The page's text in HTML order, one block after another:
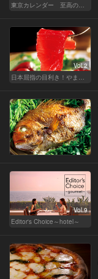
東京カレンダー 至高の名店シリーズ
Vol.2
日本屈指の目利き！やま幸のマグロが味わえる東京の名店
Vol.9
Editor's Choice～hotel～